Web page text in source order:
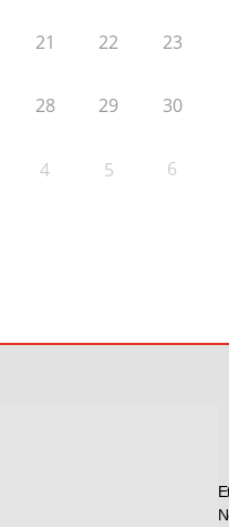
21 22 23
28 29 30
4 5 6